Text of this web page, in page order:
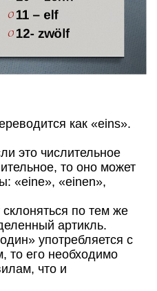
как «eins».
это числительное
то оно может
«eine», «einen»,
по тем же
артикль.
употребляется с
то его необходимо
что и